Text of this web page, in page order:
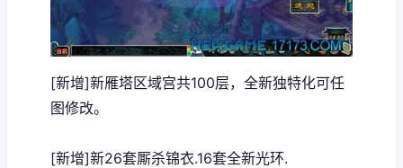
[新增]新雁塔区域宫共100层，全新独特化可任
图修改。
[新增]新26套厮杀锦衣.16套全新光环.